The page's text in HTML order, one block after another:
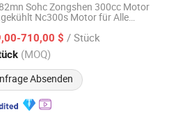
Sohc Zongshen 300cc Motor
Nc300s Motor für Alle
Motorradteile
710,00 $ / Stück
(MOQ)
Absenden
Ltd.
Seit 2022